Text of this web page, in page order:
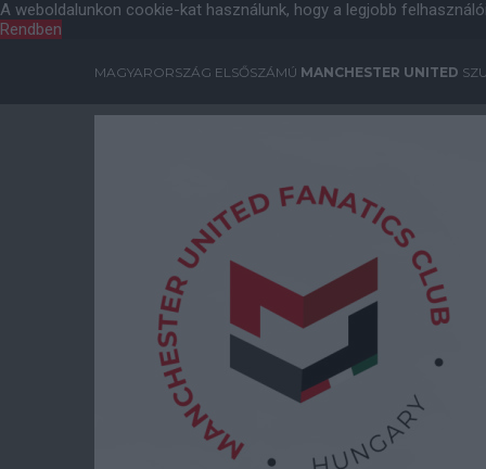
A weboldalunkon cookie-kat használunk, hogy a legjobb
Rendben
MAGYARORSZÁG ELSŐSZÁMÚ MANCHESTER UNITED